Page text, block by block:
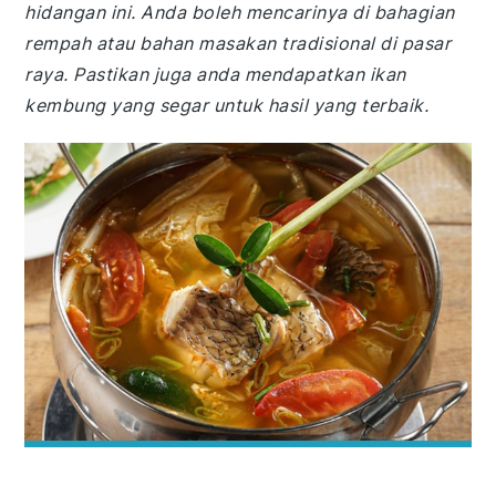
hidangan ini. Anda boleh mencarinya di bahagian
rempah atau bahan masakan tradisional di pasar
raya. Pastikan juga anda mendapatkan ikan
kembung yang segar untuk hasil yang terbaik.